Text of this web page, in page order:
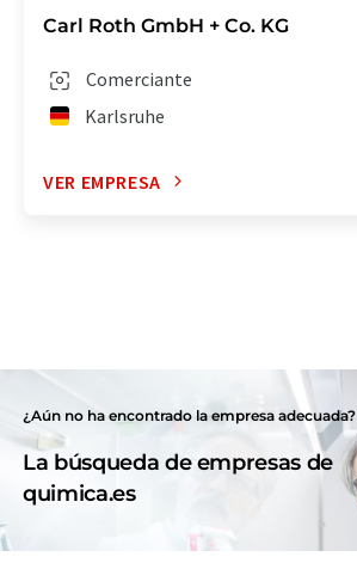
Carl Roth GmbH + Co. KG
Comerciante
Karlsruhe
VER EMPRESA
¿Aún no ha encontrado la empresa adecuada?
La búsqueda de empresas de
quimica.es